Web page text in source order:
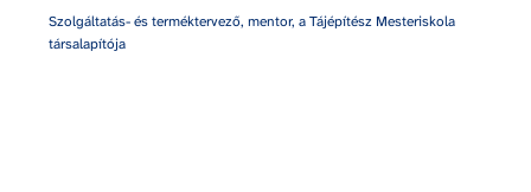
Szolgáltatás- és terméktervező, mentor, a Tájépítész Mesteriskola
társalapítója